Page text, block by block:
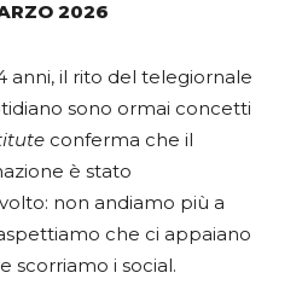
2026
anni, il rito del telegiornale
sono ormai concetti
conferma che il
è stato
non andiamo più a
che ci appaiano
scorriamo i social.